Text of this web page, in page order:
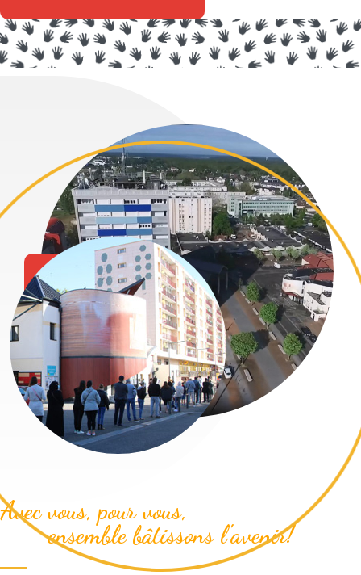
Avec vous, pour vous,
ensemble bâtissons l'avenir!